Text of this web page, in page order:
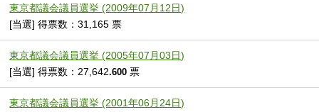
東京都議会議員選挙 (2009年07月12日)
[当選] 得票数：31,165 票
東京都議会議員選挙 (2005年07月03日)
[当選] 得票数：27,642.600 票
東京都議会議員選挙 (2001年06月24日)